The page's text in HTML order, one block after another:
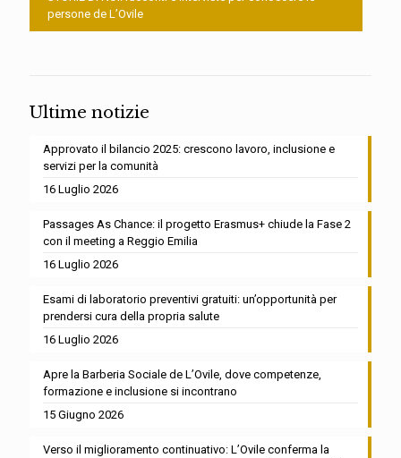
persone de L’Ovile
Ultime notizie
Approvato il bilancio 2025: crescono lavoro, inclusione e
servizi per la comunità
16 Luglio 2026
Passages As Chance: il progetto Erasmus+ chiude la Fase 2
con il meeting a Reggio Emilia
16 Luglio 2026
Esami di laboratorio preventivi gratuiti: un’opportunità per
prendersi cura della propria salute
16 Luglio 2026
Apre la Barberia Sociale de L’Ovile, dove competenze,
formazione e inclusione si incontrano
15 Giugno 2026
Verso il miglioramento continuativo: L’Ovile conferma la